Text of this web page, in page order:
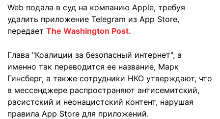
Web подала в суд на компанию Apple, требуя
удалить приложение Telegram из App Store,
передает The Washington Post.
Глава "Коалиции за безопасный интернет", а
именно так переводится ее название, Марк
Гинсберг, а также сотрудники НКО утверждают, что
в мессенджере распространяют антисемитский,
расистский и неонацистский контент, нарушая
правила App Store для приложений.